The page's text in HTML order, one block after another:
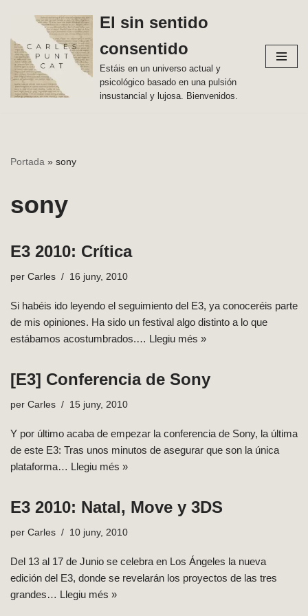
Vés
al
contingut
El sin sentido
consentido
Estáis en un universo actual y
psicológico basado en una pulsión
insustancial y lujosa. Bienvenidos.
Portada » sony
sony
E3 2010: Crítica
per Carles 16 juny, 2010
Si habéis ido leyendo el seguimiento del E3, ya conoceréis parte
de mis opiniones. Ha sido un festival algo distinto a lo que
estábamos acostumbrados.… Llegiu més »
[E3] Conferencia de Sony
per Carles 15 juny, 2010
Y por último acaba de empezar la conferencia de Sony, la última
de este E3: Tras unos minutos de asegurar que son la única
plataforma… Llegiu més »
E3 2010: Natal, Move y 3DS
per Carles 10 juny, 2010
Del 13 al 17 de Junio se celebra en Los Ángeles la nueva
edición del E3, donde se revelarán los proyectos de las tres
grandes… Llegiu més »